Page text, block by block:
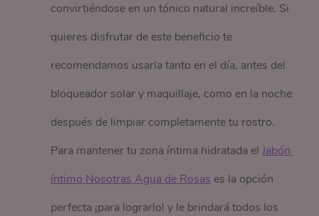
convirtiéndose en un tónico natural increíble. Si
quieres disfrutar de este beneficio te
recomendamos usarla tanto en el día, antes del
bloqueador solar y maquillaje, como en la noche
después de limpiar completamente tu rostro.
Para mantener tu zona íntima hidratada elJabón
íntimo Nosotras Agua de Rosas es la opción
perfecta ¡para lograrlo! y le brindará todos los